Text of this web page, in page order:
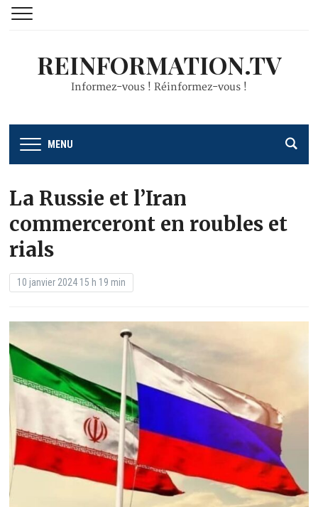
REINFORMATION.TV
Informez-vous ! Réinformez-vous !
MENU
La Russie et l’Iran
commerceront en roubles et
rials
10 janvier 2024 15 h 19 min